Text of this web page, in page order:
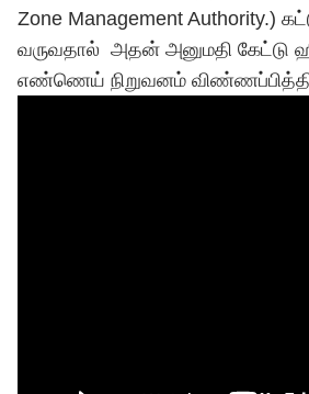
Zone Management Authority.)
வருவதால் அதன் அனுமதி கேட்டு
எண்ணெய் நிறுவனம்